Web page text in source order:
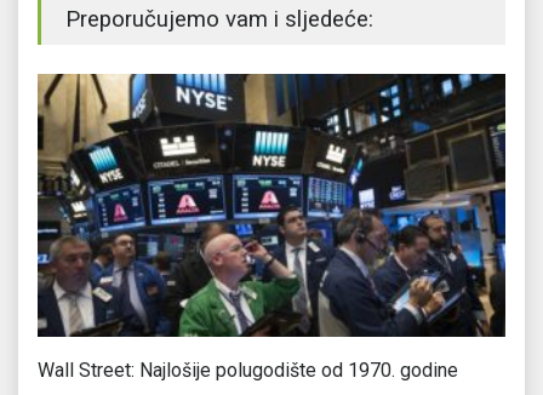
Preporučujemo vam i sljedeće:
Wall Street: Najlošije polugodište od 1970. godine